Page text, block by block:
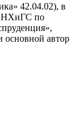
42.04.02), в
по
основной автор